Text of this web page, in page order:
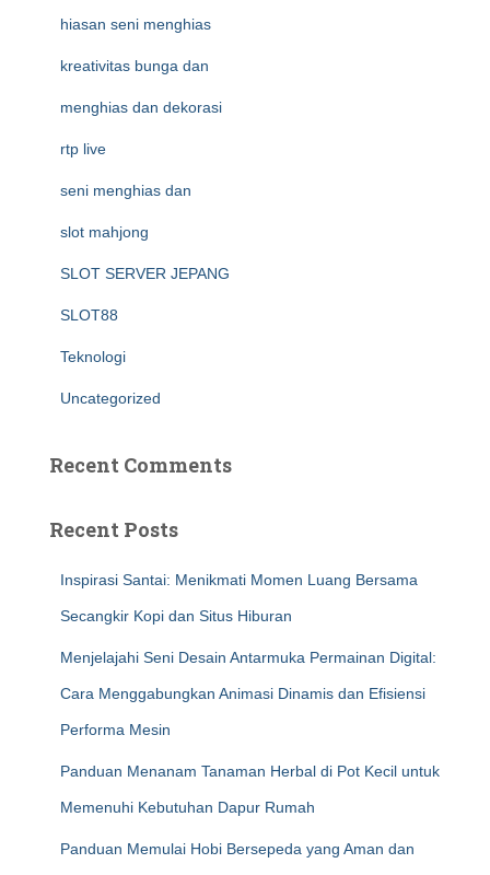
hiasan seni menghias
kreativitas bunga dan
menghias dan dekorasi
rtp live
seni menghias dan
slot mahjong
SLOT SERVER JEPANG
SLOT88
Teknologi
Uncategorized
Recent Comments
Recent Posts
Inspirasi Santai: Menikmati Momen Luang Bersama
Secangkir Kopi dan Situs Hiburan
Menjelajahi Seni Desain Antarmuka Permainan Digital:
Cara Menggabungkan Animasi Dinamis dan Efisiensi
Performa Mesin
Panduan Menanam Tanaman Herbal di Pot Kecil untuk
Memenuhi Kebutuhan Dapur Rumah
Panduan Memulai Hobi Bersepeda yang Aman dan